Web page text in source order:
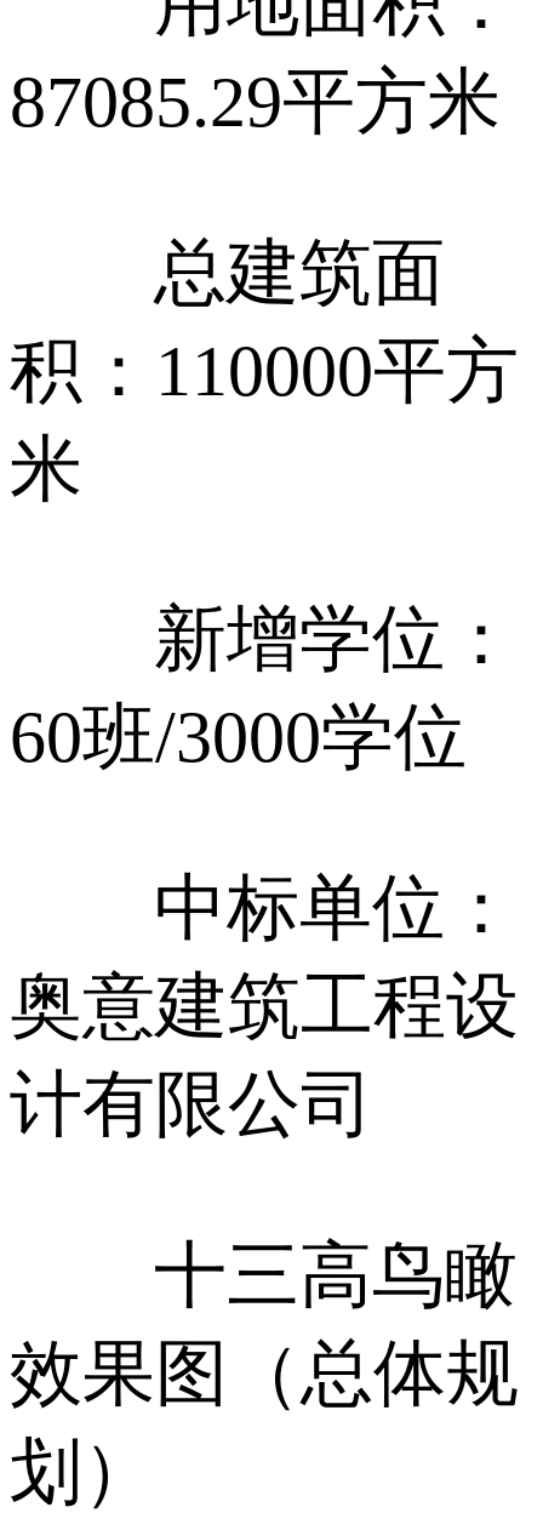
87085.29平方米
总建筑面
积：110000平方
米
新增学位：
60班/3000学位
中标单位：
奥意建筑工程设
计有限公司
十三高鸟瞰
效果图（总体规
划）